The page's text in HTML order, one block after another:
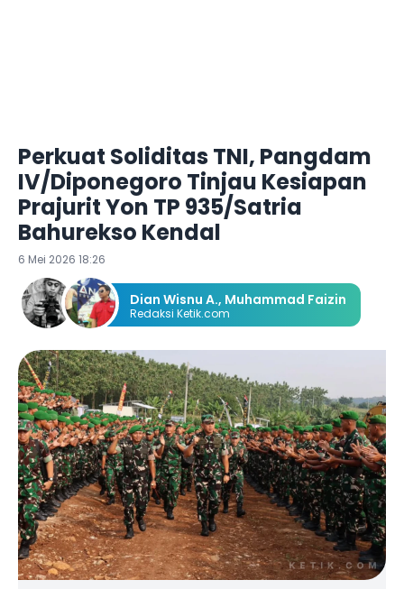
Perkuat Soliditas TNI, Pangdam
IV/Diponegoro Tinjau Kesiapan
Prajurit Yon TP 935/Satria
Bahurekso Kendal
6 Mei 2026 18:26
Dian Wisnu A., Muhammad Faizin
Redaksi Ketik.com